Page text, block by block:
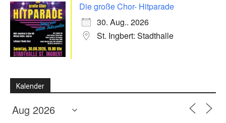
Die große Chor- Hitparade
30. Aug.. 2026
St. Ingbert: Stadthalle
Kalender